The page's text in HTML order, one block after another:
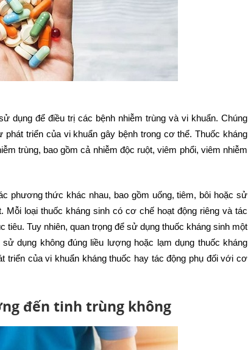
dụng để điều trị các bệnh nhiễm trùng và vi khuẩn. Chúng
phát triển của vi khuẩn gây bệnh trong cơ thể. Thuốc kháng
trùng, bao gồm cả nhiễm độc ruột, viêm phổi, viêm nhiễm
phương thức khác nhau, bao gồm uống, tiêm, bôi hoặc sử
Mỗi loại thuốc kháng sinh có cơ chế hoạt động riêng và tác
Tuy nhiên, quan trọng để sử dụng thuốc kháng sinh một
dụng không đúng liều lượng hoặc lạm dụng thuốc kháng
triển của vi khuẩn kháng thuốc hay tác động phụ đối với cơ
đến tinh trùng không